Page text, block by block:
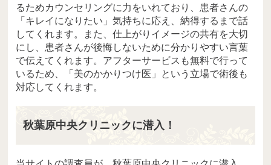
るためカウンセリングに力をいれており、患者さんの
「キレイになりたい」気持ちに応え、納得するまで話
してくれます。また、仕上がりイメージの共有を大切
にし、患者さんが後悔しないために分かりやすい言葉
で伝えてくれます。アフターサービスも無料で行って
いるため、「美のかかりつけ医」という立場で術後も
対応してくれます。
秋葉原中央クリニックに潜入！